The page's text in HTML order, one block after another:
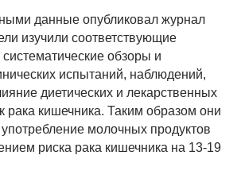
данные опубликовал журнал
изучили соответствующие
обзоры и
испытаний, наблюдений,
диетических и лекарственных
рака кишечника. Таким образом они
молочных продуктов
риска рака кишечника на 13-19